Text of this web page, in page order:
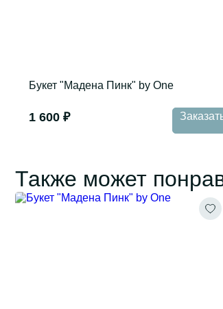
Букет "Мадена Пинк" by One
1 600 ₽
Также может